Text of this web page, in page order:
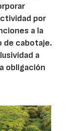
por
a la
de cabotaje.
a
obligación